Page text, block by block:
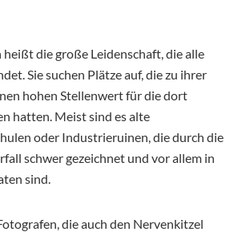
die große Leidenschaft, die alle
Sie suchen Plätze auf, die zu ihrer
hohen Stellenwert für die dort
hatten. Meist sind es alte
oder Industrieruinen, die durch die
schwer gezeichnet und vor allem in
sind.
die auch den Nervenkitzel